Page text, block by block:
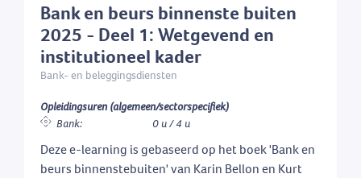
Bank en beurs binnenste buiten
2025 - Deel 1: Wetgevend en
institutioneel kader
Bank- en beleggingsdiensten
Opleidingsuren (algemeen/sectorspecifiek)
Bank:
0 u / 4 u
Deze e-learning is gebaseerd op het boek 'Bank en
beurs binnenstebuiten' van Karin Bellon en Kurt